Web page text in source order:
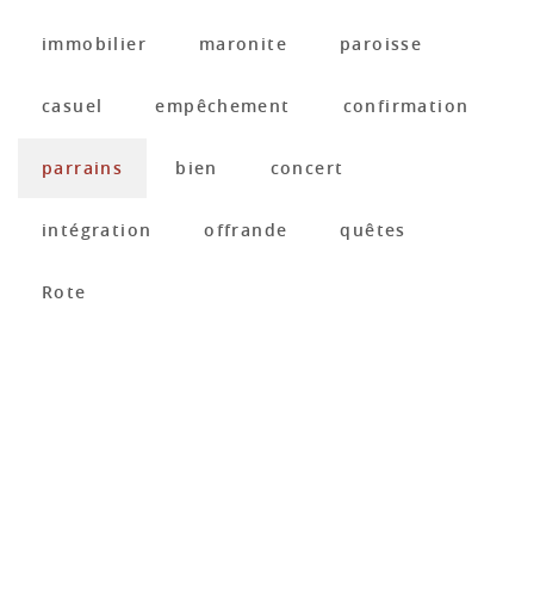
immobilier maronite paroisse
casuel empêchement confirmation
parrains bien concert
intégration offrande quêtes
Rote